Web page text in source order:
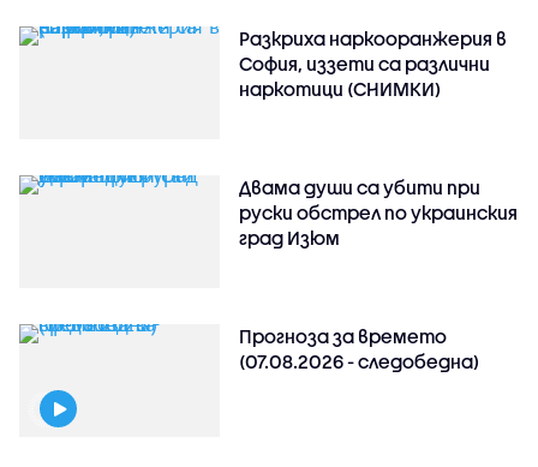
Разкриха наркооранжерия в
София, иззети са различни
наркотици (СНИМКИ)
Двама души са убити при
руски обстрeл по украинския
град Изюм
Прогноза за времето
(07.08.2026 - следобедна)